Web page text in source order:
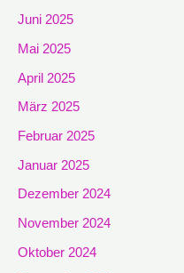
Juni 2025
Mai 2025
April 2025
März 2025
Februar 2025
Januar 2025
Dezember 2024
November 2024
Oktober 2024